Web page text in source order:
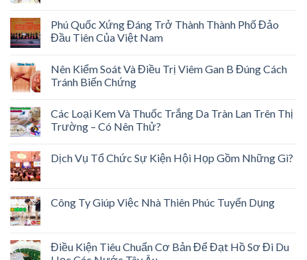
Phú Quốc Xứng Đáng Trở Thành Thành Phố Đảo
Đầu Tiên Của Việt Nam
Nên Kiểm Soát Và Điều Trị Viêm Gan B Đúng Cách
Tránh Biến Chứng
Các Loại Kem Và Thuốc Trắng Da Tràn Lan Trên Thị
Trường – Có Nên Thử?
Dịch Vụ Tổ Chức Sự Kiện Hội Họp Gồm Những Gì?
Công Ty Giúp Việc Nhà Thiên Phúc Tuyển Dụng
Điều Kiện Tiêu Chuẩn Cơ Bản Để Đạt Hồ Sơ Đi Du